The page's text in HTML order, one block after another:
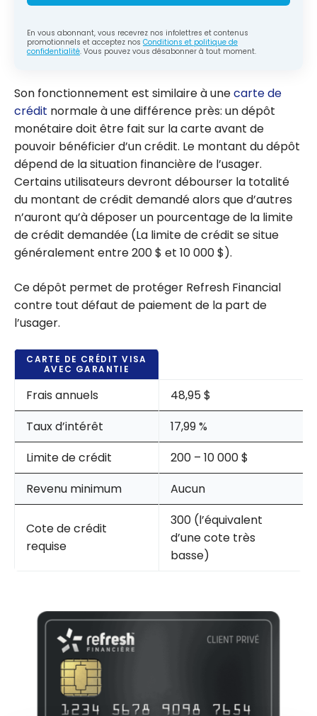
En vous abonnant, vous recevrez nos infolettres et contenus
promotionnels et acceptez nos Conditions et politique de
confidentialité. Vous pouvez vous désabonner à tout moment.
Son fonctionnement est similaire à unecarte de
crédit normale à une différence près: un dépôt
monétaire doit être fait sur la carte avant de
pouvoir bénéficier d’un crédit. Le montant du dépôt
dépend de la situation financière de l’usager.
Certains utilisateurs devront débourser la totalité
du montant de crédit demandé alors que d’autres
n’auront qu’à déposer un pourcentage de la limite
de crédit demandée (La limite de crédit se situe
généralement entre 200 $ et 10 000 $).
Ce dépôt permet de protéger Refresh Financial
contre tout défaut de paiement de la part de
l’usager.
CARTE DE CRÉDIT VISA
AVEC GARANTIE
Frais annuels
48,95 $
Taux d’intérêt
17,99 %
Limite de crédit
200 – 10 000 $
Revenu minimum
Aucun
Cote de crédit
requise
300 (l’équivalent
d’une cote très
basse)